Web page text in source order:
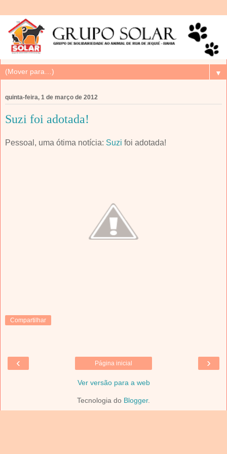
▼
quinta-feira, 1 de março de 2012
Suzi foi adotada!
Pessoal, uma ótima notícia: Suzi foi adotada!
Compartilhar
‹ ›
Página inicial
Ver versão para a web
Tecnologia do Blogger.